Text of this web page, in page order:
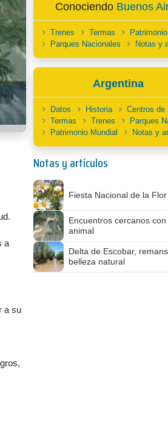
a
a su
Conociendo Buenos
Trenes Termas
Parques Nacionales
Notas y
Argentina
Datos Historia
Centros de
Termas
Trenes
Parques
Patrimonio Mundial
Notas y
Notas y artículos
Fiesta Nacional de la
Encuentros cercanos
animal
Delta de Escobar,
belleza natural